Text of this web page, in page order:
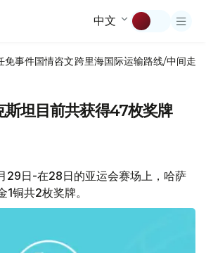
中文
免事件国情咨文跨里海国际运输路线/中间走廊
斯坦目前共获得47枚奖牌
29日-在28日的亚运会赛场上，哈萨
1铜共2枚奖牌。